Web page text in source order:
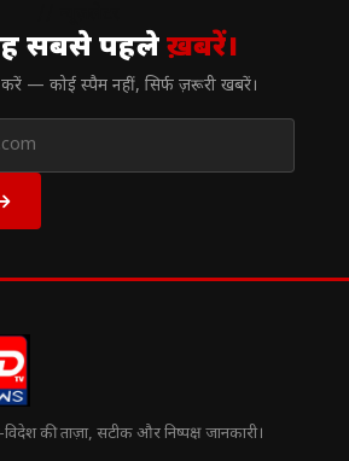
सबसे पहलेख़बरें।
— कोई स्पैम नहीं, सिर्फ ज़रूरी खबरें।
की ताज़ा, सटीक और निष्पक्ष जानकारी।